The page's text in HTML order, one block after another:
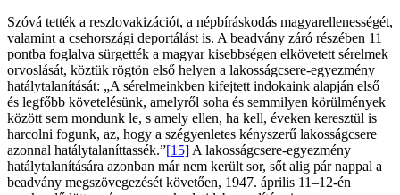
Szóvá tették a reszlovakizációt, a népbíráskodás magyarellenességét,
valamint a csehországi deportálást is. A beadvány záró részében 11
pontba foglalva sürgették a magyar kisebbségen elkövetett sérelmek
orvoslását, köztük rögtön első helyen a lakosságcsere-egyezmény
hatálytalanítását: „A sérelmeinkben kifejtett indokaink alapján első
és legfőbb követelésünk, amelyről soha és semmilyen körülmények
között sem mondunk le, s amely ellen, ha kell, éveken keresztül is
harcolni fogunk, az, hogy a szégyenletes kényszerű lakosságcsere
azonnal hatálytalaníttassék.”[15] A lakosságcsere-egyezmény
hatálytalanítására azonban már nem került sor, sőt alig pár nappal a
beadvány megszövegezését követően, 1947. április 11–12-én